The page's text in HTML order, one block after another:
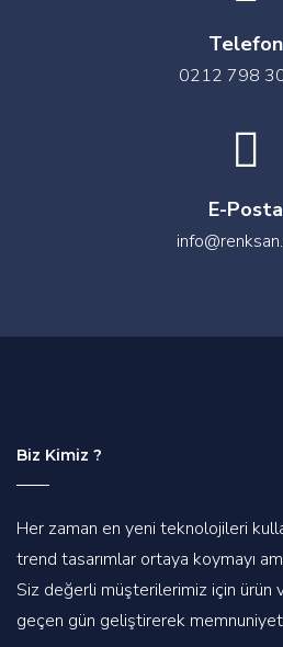
Telefon
0212 798
E-Posta
Biz Kimiz ?
Her zaman en yeni teknolojileri
trend tasarımlar ortaya koymayı
Siz değerli müşterilerimiz için ürün
geçen gün geliştirerek